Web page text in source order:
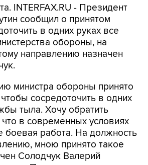
в одних руках все
обороны, на
направлению назначен
министра обороны принято
тыла. Хочу обратить
в современных условиях
боевая работа. На должность
мною принято такое
Солодчук Валерий
Путин на встрече с
обороны.